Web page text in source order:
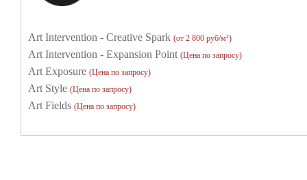
Art Intervention - Creative Spark (от 2 800 руб/м²)
Art Intervention - Expansion Point (Цена по запросу)
Art Exposure (Цена по запросу)
Art Style (Цена по запросу)
Art Fields (Цена по запросу)